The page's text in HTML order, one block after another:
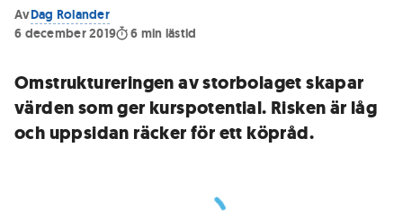
AvDag Rolander
6 december 2019
6 min lästid
Omstruktureringen av storbolaget skapar
värden som ger kurspotential. Risken är låg
och uppsidan räcker för ett köpråd.